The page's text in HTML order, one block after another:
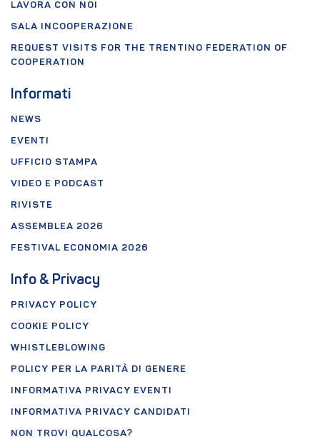
LAVORA CON NOI
SALA INCOOPERAZIONE
REQUEST VISITS FOR THE TRENTINO FEDERATION OF
COOPERATION
Informati
NEWS
EVENTI
UFFICIO STAMPA
VIDEO E PODCAST
RIVISTE
ASSEMBLEA 2026
FESTIVAL ECONOMIA 2026
Info & Privacy
PRIVACY POLICY
COOKIE POLICY
WHISTLEBLOWING
POLICY PER LA PARITÀ DI GENERE
INFORMATIVA PRIVACY EVENTI
INFORMATIVA PRIVACY CANDIDATI
NON TROVI QUALCOSA?